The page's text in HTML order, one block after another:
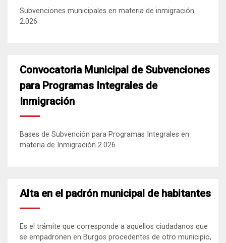
Subvenciones municipales en materia de inmigración
2.026
Convocatoria Municipal de Subvenciones
para Programas Integrales de
Inmigración
Bases de Subvención para Programas Integrales en
materia de Inmigración 2.026
Alta en el padrón municipal de habitantes
Es el trámite que corresponde a aquellos ciudadanos que
se empadronen en Burgos procedentes de otro municipio,